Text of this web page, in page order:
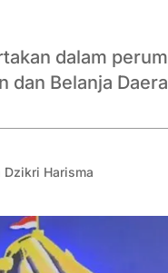
dalam
dan Belanja
Dzikri Harisma